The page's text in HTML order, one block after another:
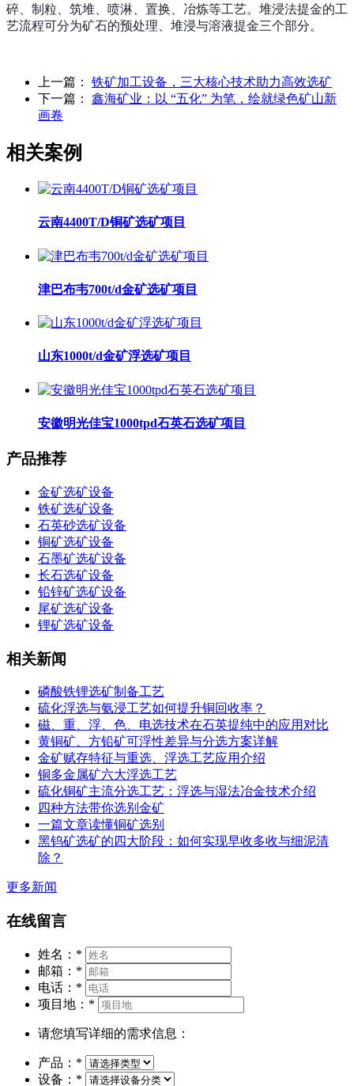
碎、制粒、筑堆、喷淋、置换、冶炼等工艺。堆浸法提金的工
艺流程可分为矿石的预处理、堆浸与溶液提金三个部分。
上一篇： 铁矿加工设备，三大核心技术助力高效选矿
下一篇： 鑫海矿业：以 “五化” 为笔，绘就绿色矿山新
画卷
相关案例
云南4400T/D铜矿选矿项目
津巴布韦700t/d金矿选矿项目
山东1000t/d金矿浮选矿项目
安徽明光佳宝1000tpd石英石选矿项目
产品推荐
金矿选矿设备
铁矿选矿设备
石英砂选矿设备
铜矿选矿设备
石墨矿选矿设备
长石选矿设备
铅锌矿选矿设备
尾矿选矿设备
锂矿选矿设备
相关新闻
磷酸铁锂选矿制备工艺
硫化浮选与氨浸工艺如何提升铜回收率？
磁、重、浮、色、电选技术在石英提纯中的应用对比
黄铜矿、方铅矿可浮性差异与分选方案详解
金矿赋存特征与重选、浮选工艺应用介绍
铜多金属矿六大浮选工艺
硫化铜矿主流分选工艺：浮选与湿法冶金技术介绍
四种方法带你选别金矿
一篇文章读懂铜矿选别
黑钨矿选矿的四大阶段：如何实现早收多收与细泥清
除？
更多新闻
在线留言
姓名： *
邮箱： *
电话： *
项目地： *
请您填写详细的需求信息：
产品： *
设备： *